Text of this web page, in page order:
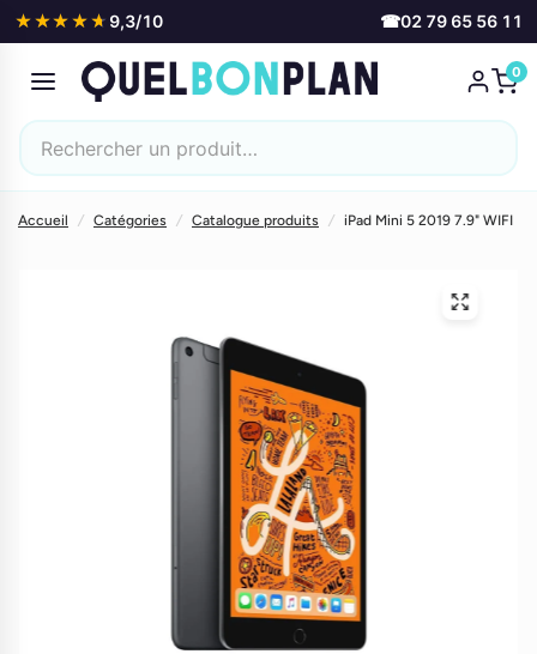
★★★★★
★★★★★ 9,3/10 ☎02 79 65 56 11
0
Accueil / Catégories / Catalogue produits / iPad Mini 5 2019 7.9" WIFI